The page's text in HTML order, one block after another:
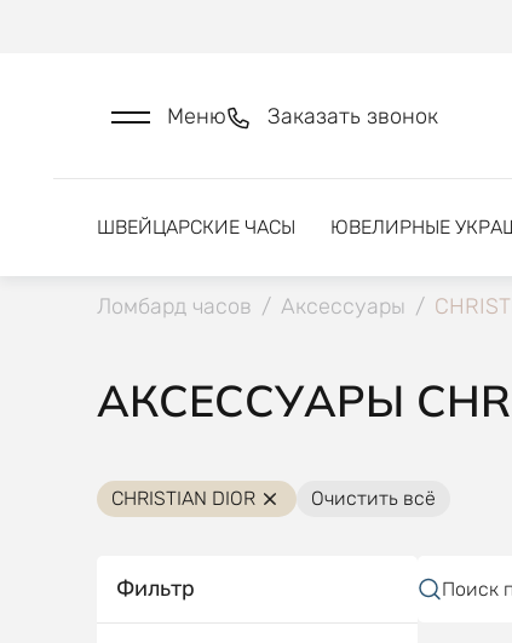
Меню Заказать звонок
ШВЕЙЦАРСКИЕ ЧАСЫ ЮВЕЛИРНЫЕ
Ломбард часов / Аксессуары /
АКСЕССУАРЫ
CHRISTIAN DIOR Очистить всё
Фильтр Поиск